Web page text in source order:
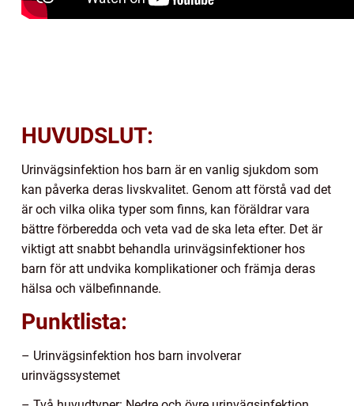
HUVUDSLUT:
Urinvägsinfektion hos barn är en vanlig sjukdom som
kan påverka deras livskvalitet. Genom att förstå vad det
är och vilka olika typer som finns, kan föräldrar vara
bättre förberedda och veta vad de ska leta efter. Det är
viktigt att snabbt behandla urinvägsinfektioner hos
barn för att undvika komplikationer och främja deras
hälsa och välbefinnande.
Punktlista:
– Urinvägsinfektion hos barn involverar
urinvägssystemet